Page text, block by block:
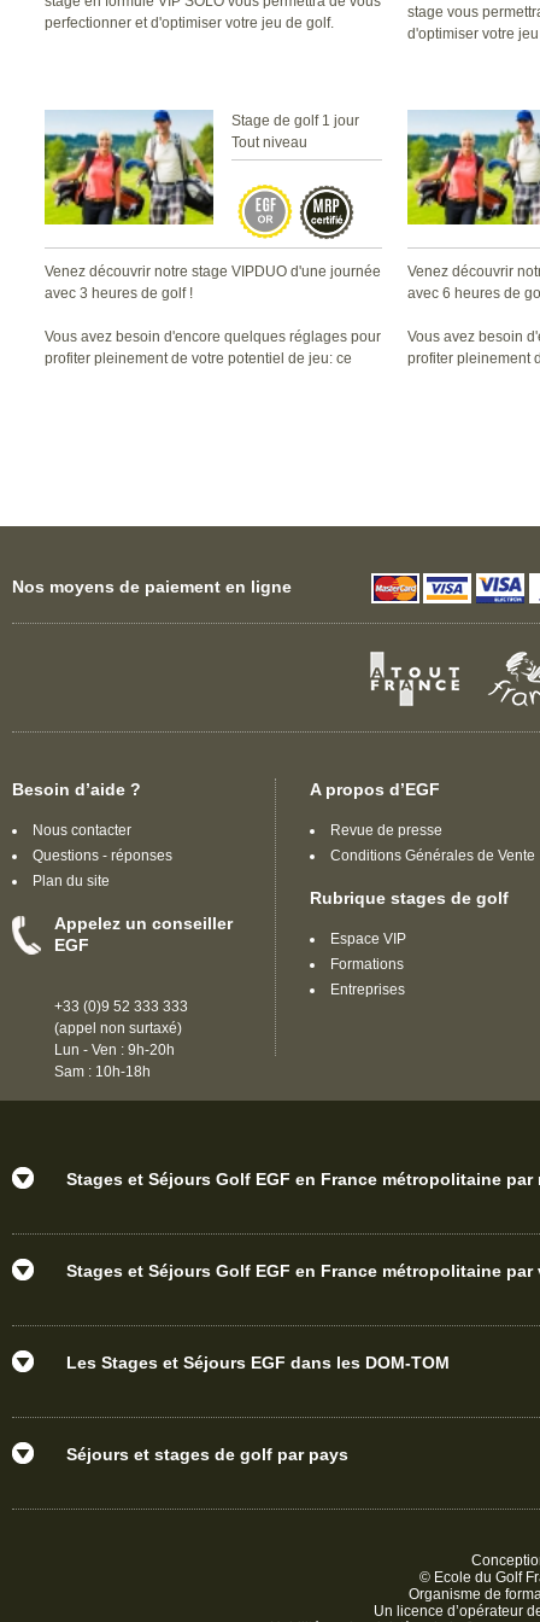
perfectionner et d'optimiser votre jeu de golf.
stage vous
d'optimiser votre
Stage de golf 1 jour
Tout niveau
Venez découvrir notre stage VIPDUO d'une journée
avec 3 heures de golf !
Vous avez besoin d'encore quelques réglages pour
profiter pleinement de votre potentiel de jeu: ce
Venez découvrir
avec 6 heures de
Vous avez besoin
profiter pleinement
Nos moyens de paiement en ligne
Besoin d’aide ?
Nous contacter
Questions - réponses
Plan du site
Appelez un conseiller
EGF
+33 (0)9 52 333 333
(appel non surtaxé)
Lun - Ven : 9h-20h
Sam : 10h-18h
A propos d’EGF
Revue de presse
Conditions Générales de Vente
Rubrique stages de golf
Espace VIP
Formations
Entreprises
Stages et Séjours Golf EGF en France métropolitaine par
Stages et Séjours Golf EGF en France métropolitaine par
Les Stages et Séjours EGF dans les DOM-TOM
Séjours et stages de golf par pays
© Ecole du Golf
Organisme de
Un licence d’opérateur